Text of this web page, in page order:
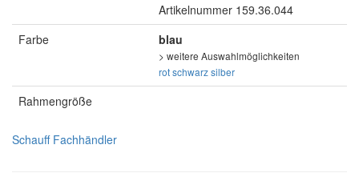
Artikelnummer 159.36.044
Farbe
blau
> weitere Auswahlmöglichkeiten
rotschwarzsilber
Rahmengröße
Schauff Fachhändler